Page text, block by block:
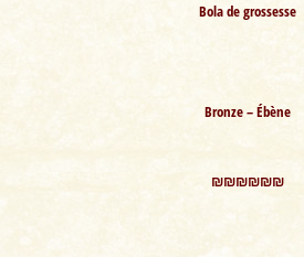
Bola de grossesse
Bronze – Ébène
₪₪₪₪₪₪